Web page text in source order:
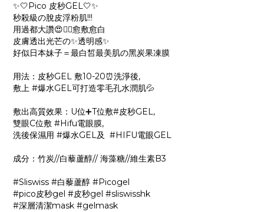
✨🤍Pico 皮秒GEL🤍✨
秒殺級の脫皮浮粉肌!!!
用過都大讚😍👍🏻愈敷愈白
皮膚透出光芒の✨透明感✨
好似日本妹子＝最白皙最美肌の黑炭果凍膜
用法：皮秒GEL 敷10-20⏰洗淨後,
敷上 #爆水GEL可打造零毛孔水潤肌💦
敷出高質效果：U位➕T位敷#皮秒GEL,
雙眼C位敷 #Hifu電眼膜,
洗後保濕用 #爆水GEL及 #HIFU電眼GEL
成分：竹炭//白藜蘆醇// 海藻糖//維生素B3
#Sliswiss #白藜蘆醇 #Picogel
#pico皮秒gel #皮秒gel #sliswisshk
#深層清潔mask #gelmask